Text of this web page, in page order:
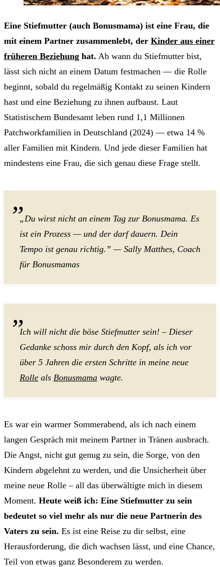
Eine Stiefmutter (auch Bonusmama) ist eine Frau, die
mit einem Partner zusammenlebt, der Kinder aus einer
früheren Beziehung hat. Ab wann du Stiefmutter bist,
lässt sich nicht an einem Datum festmachen — die Rolle
beginnt, sobald du regelmäßig Kontakt zu seinen Kindern
hast und eine Beziehung zu ihnen aufbaust. Laut
Statistischem Bundesamt leben rund 1,1 Millionen
Patchworkfamilien in Deutschland (2024) — etwa 14 %
aller Familien mit Kindern. Und jede dieser Familien hat
mindestens eine Frau, die sich genau diese Frage stellt.
„Du wirst nicht an einem Tag zur Bonusmama. Es
ist ein Prozess — und der darf dauern. Dein
Tempo ist genau richtig.” — Sally Matthes, Coach
für Bonusmamas
Ich will nicht die böse Stiefmutter sein! – Dieser
Gedanke schoss mir durch den Kopf, als ich vor
über 5 Jahren die ersten Schritte in meine neue
Rolle als Bonusmama wagte.
Es war ein warmer Sommerabend, als ich nach einem
langen Gespräch mit meinem Partner in Tränen ausbrach.
Die Angst, nicht gut genug zu sein, die Sorge, von den
Kindern abgelehnt zu werden, und die Unsicherheit über
meine neue Rolle – all das überwältigte mich in diesem
Moment. Heute weiß ich: Eine Stiefmutter zu sein
bedeutet so viel mehr als nur die neue Partnerin des
Vaters zu sein. Es ist eine Reise zu dir selbst, eine
Herausforderung, die dich wachsen lässt, und eine Chance,
Teil von etwas ganz Besonderem zu werden.